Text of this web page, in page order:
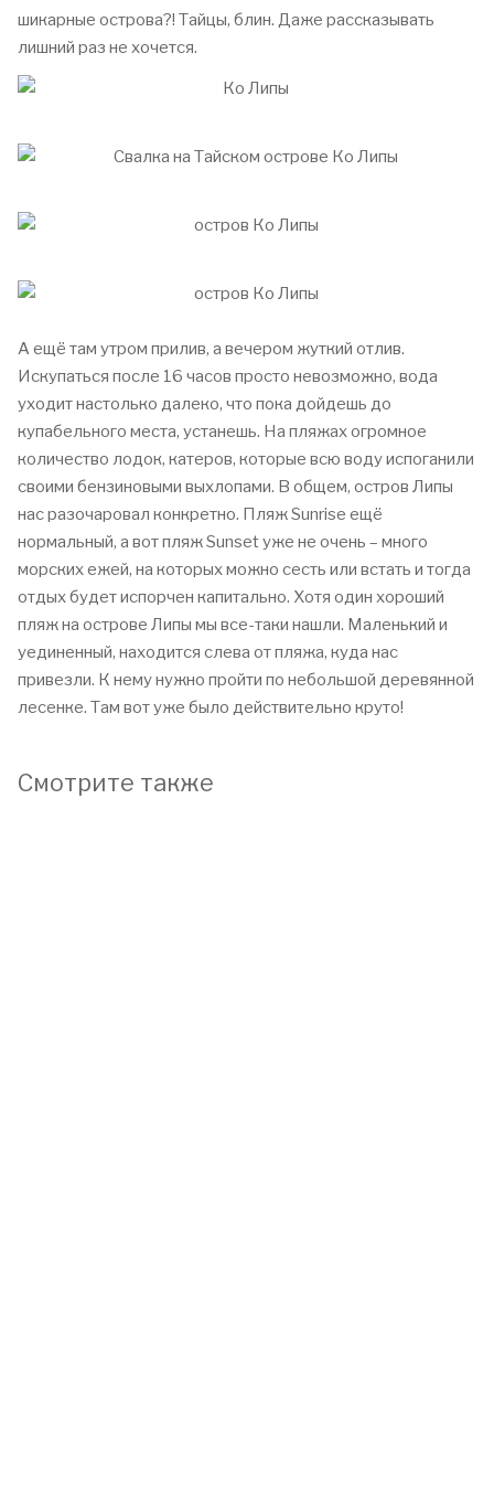
шикарные острова?! Тайцы, блин. Даже рассказывать
лишний раз не хочется.
А ещё там утром прилив, а вечером жуткий отлив.
Искупаться после 16 часов просто невозможно, вода
уходит настолько далеко, что пока дойдешь до
купабельного места, устанешь. На пляжах огромное
количество лодок, катеров, которые всю воду испоганили
своими бензиновыми выхлопами. В общем, остров Липы
нас разочаровал конкретно. Пляж Sunrise ещё
нормальный, а вот пляж Sunset уже не очень – много
морских ежей, на которых можно сесть или встать и тогда
отдых будет испорчен капитально. Хотя один хороший
пляж на острове Липы мы все-таки нашли. Маленький и
уединенный, находится слева от пляжа, куда нас
привезли. К нему нужно пройти по небольшой деревянной
лесенке. Там вот уже было действительно круто!
Смотрите также